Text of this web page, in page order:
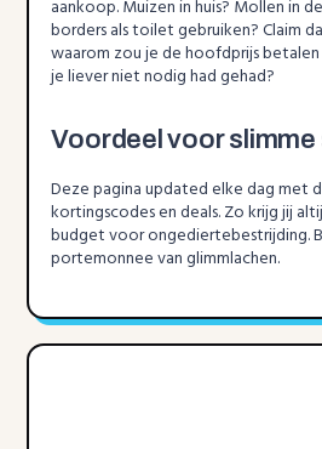
aankoop. Muizen in huis? Mollen in
borders als toilet gebruiken? Claim
waarom zou je de hoofdprijs
je liever niet nodig had gehad?
Voordeel voor
Deze pagina updated elke dag met
kortingscodes en deals. Zo krijg jij
budget voor ongediertebestrijding.
portemonnee van glimmlachen.